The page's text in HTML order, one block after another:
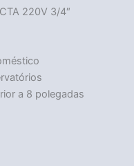
220V 3/4″
a 8 polegadas